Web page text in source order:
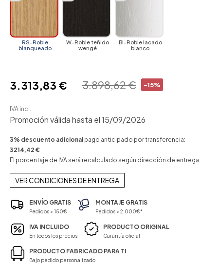
RS-Roble
blanqueado
W-Roble teñido
wengé
BI-Roble lacado
blanco
-15%
3.898,62 €
3.313,83 €
IVA incl.
Promoción válida hasta el 15/09/2026
3% descuento adicional pago anticipado por transferencia:
3214,42 €
El porcentaje de IVA será recalculado según dirección de entrega
VER CONDICIONES DE ENTREGA
ENVÍO GRATIS
Pedidos > 150€
MONTAJE GRATIS
Pedidos > 2.000€*
IVA INCLUIDO
En todos los precios
PRODUCTO ORIGINAL
Garantía oficial
PRODUCTO FABRICADO PARA TI
Bajo pedido personalizado